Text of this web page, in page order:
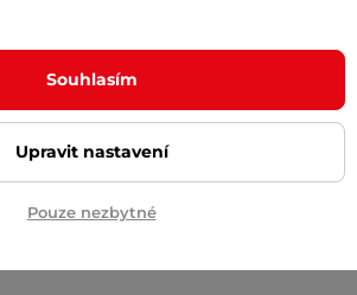
+ Přidat do košíku
Souhlasím
Upravit nastavení
Pouze nezbytné